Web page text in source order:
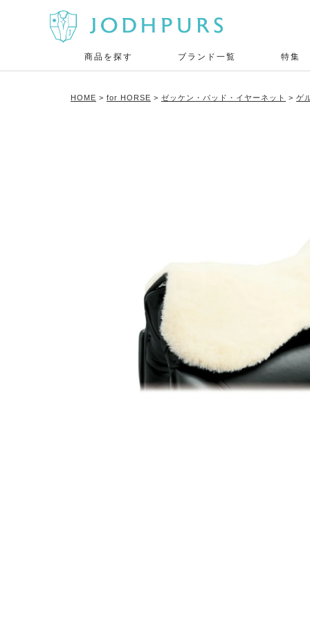
商品を探す ブランド一覧 特集
HOME for HORSE ゼッケン・パッド・イヤーネット ゲ